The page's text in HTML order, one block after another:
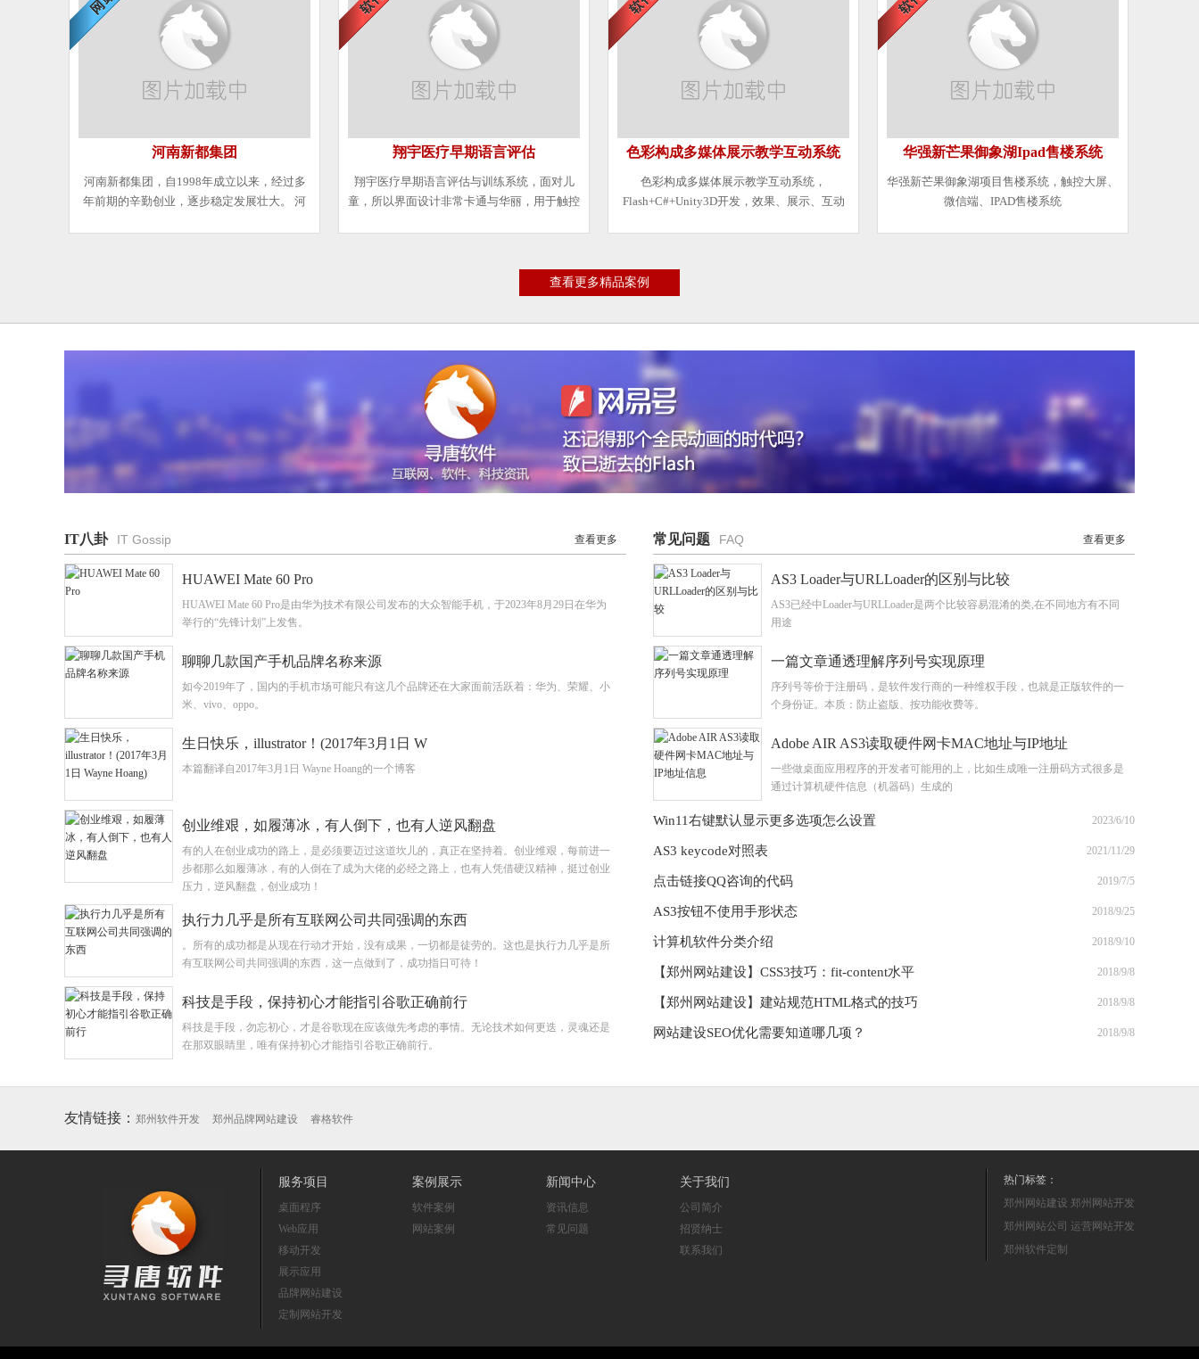
河南新都集团
河南新都集团，自1998年成立以来，经过多
年前期的辛勤创业，逐步稳定发展壮大。 河
翔宇医疗早期语言评估
翔宇医疗早期语言评估与训练系统，面对儿
童，所以界面设计非常卡通与华丽，用于触控
色彩构成多媒体展示教学互动系统
色彩构成多媒体展示教学互动系统，
Flash+C#+Unity3D开发，效果、展示、互动
华强新芒果御象湖Ipad售楼系统
华强新芒果御象湖项目售楼系统，触控大屏、
微信端、IPAD售楼系统
查看更多精品案例
IT八卦 IT Gossip 查看更多
HUAWEI Mate 60 Pro
HUAWEI Mate 60 Pro是由华为技术有限公司发布的大众智能手机，于2023年8月29日在华为
举行的“先锋计划”上发售。
聊聊几款国产手机品牌名称来源
如今2019年了，国内的手机市场可能只有这几个品牌还在大家面前活跃着：华为、荣耀、小
米、vivo、oppo。
生日快乐，illustrator！(2017年3月1日 W
本篇翻译自2017年3月1日 Wayne Hoang的一个博客
创业维艰，如履薄冰，有人倒下，也有人逆风翻盘
有的人在创业成功的路上，是必须要迈过这道坎儿的，真正在坚持着。创业维艰，每前进一
步都那么如履薄冰，有的人倒在了成为大佬的必经之路上，也有人凭借硬汉精神，挺过创业
压力，逆风翻盘，创业成功！
执行力几乎是所有互联网公司共同强调的东西
。所有的成功都是从现在行动才开始，没有成果，一切都是徒劳的。这也是执行力几乎是所
有互联网公司共同强调的东西，这一点做到了，成功指日可待！
科技是手段，保持初心才能指引谷歌正确前行
科技是手段，勿忘初心，才是谷歌现在应该做先考虑的事情。无论技术如何更迭，灵魂还是
在那双眼睛里，唯有保持初心才能指引谷歌正确前行。
常见问题 FAQ 查看更多
AS3 Loader与URLLoader的区别与比较
AS3已经中Loader与URLLoader是两个比较容易混淆的类,在不同地方有不同
用途
一篇文章通透理解序列号实现原理
序列号等价于注册码，是软件发行商的一种维权手段，也就是正版软件的一
个身份证。本质：防止盗版、按功能收费等。
Adobe AIR AS3读取硬件网卡MAC地址与IP地址
一些做桌面应用程序的开发者可能用的上，比如生成唯一注册码方式很多是
通过计算机硬件信息（机器码）生成的
Win11右键默认显示更多选项怎么设置 2023/6/10
AS3 keycode对照表 2021/11/29
点击链接QQ咨询的代码 2019/7/5
AS3按钮不使用手形状态 2018/9/25
计算机软件分类介绍 2018/9/10
【郑州网站建设】CSS3技巧：fit-content水平 2018/9/8
【郑州网站建设】建站规范HTML格式的技巧 2018/9/8
网站建设SEO优化需要知道哪几项？ 2018/9/8
友情链接： 郑州软件开发 郑州品牌网站建设 睿格软件
服务项目
桌面程序
Web应用
移动开发
展示应用
品牌网站建设
定制网站开发
案例展示
软件案例
网站案例
新闻中心
资讯信息
常见问题
关于我们
公司简介
招贤纳士
联系我们
热门标签：
郑州网站建设 郑州网站开发
郑州网站公司
运营网站开发
郑州软件定制